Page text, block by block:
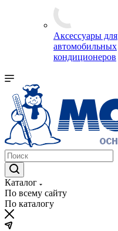
Аксессуары для
автомобильных
кондиционеров
Каталог
По всему сайту
По каталогу